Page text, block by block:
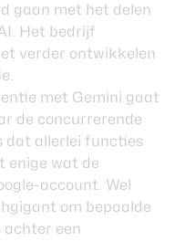
gaan met het delen
Het bedrijf
verder ontwikkelen
met Gemini gaat
de concurrerende
dat allerlei functies
enige wat de
account. Wel
om bepaalde
een